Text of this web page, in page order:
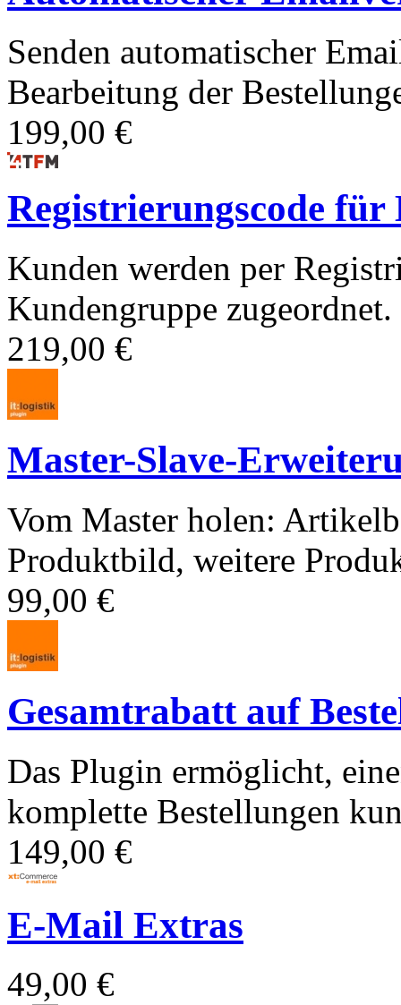
Senden automatischer
Bearbeitung der
199,00 €
Registrierungscode
Kunden werden per
Kundengruppe zugeordnet.
219,00 €
Master-Slave-
Vom Master holen:
Produktbild, weitere
99,00 €
Gesamtrabatt auf
Das Plugin ermöglicht,
komplette Bestellungen
149,00 €
E-Mail Extras
49,00 €